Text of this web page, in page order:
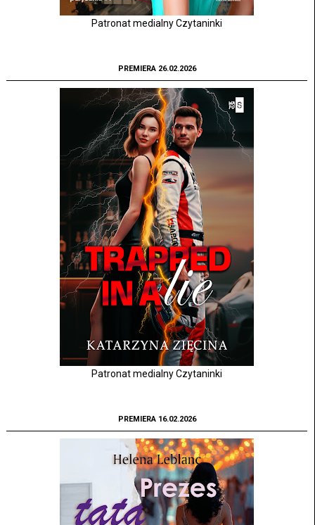
Patronat medialny Czytaninki
PREMIERA 26.02.2026
Patronat medialny Czytaninki
PREMIERA 16.02.2026